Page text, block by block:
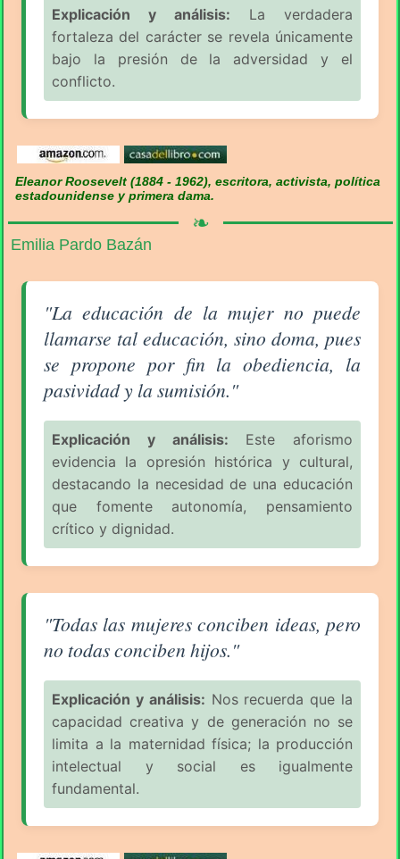
Explicación y análisis: La verdadera
fortaleza del carácter se revela únicamente
bajo la presión de la adversidad y el
conflicto.
Eleanor Roosevelt (1884 - 1962), escritora, activista, política
estadounidense y primera dama.
❧
Emilia Pardo Bazán
Aforismo sobre la Mujer (pág. 3/18) - Emilia Pardo
"La educación de la mujer no puede
llamarse tal educación, sino doma, pues
se propone por fin la obediencia, la
pasividad y la sumisión."
Explicación y análisis: Este aforismo
evidencia la opresión histórica y cultural,
destacando la necesidad de una educación
que fomente autonomía, pensamiento
crítico y dignidad.
Aforismo sobre la Mujer (pág. 3/18) - Emilia Pardo
"Todas las mujeres conciben ideas, pero
no todas conciben hijos."
Explicación y análisis: Nos recuerda que la
capacidad creativa y de generación no se
limita a la maternidad física; la producción
intelectual y social es igualmente
fundamental.